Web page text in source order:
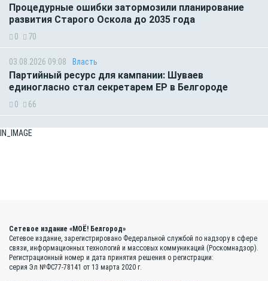
Процедурные ошибки затормозили планирование
развития Старого Оскола до 2035 года
0 70
03.08.2026 09:08 Власть
Партийный ресурс для кампании: Шуваев
единогласно стал секретарем ЕР в Белгороде
0 66
IN_IMAGE
Сетевое издание «МОЁ! Белгород»
Сетевое издание, зарегистрировано Федеральной службой по надзору в сфере
связи, информационных технологий и массовых коммуникаций (Роскомнадзор).
Регистрационный номер и дата принятия решения о регистрации:
серия Эл №ФС77-78141 от 13 марта 2020 г.